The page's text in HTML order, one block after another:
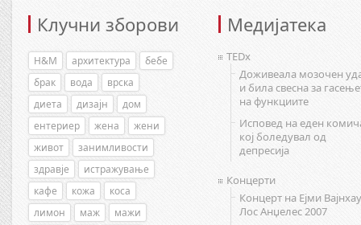
Клучни зборови
H&M архитектура
бебе
брак
вода
врска
диета
дизајн
дом
ентериер
жена
жени
живот
занимливости
здравје
истражување
кафе
кожа
коса
лимон
маж
мажи
Медијатека
TEDx
Доживеала мозочен
и била свесна за
на функциите
Исповед на еден
кој боледувал од
депресија
Концерти
Концерт на Ејми
Лос Анџелес 2007